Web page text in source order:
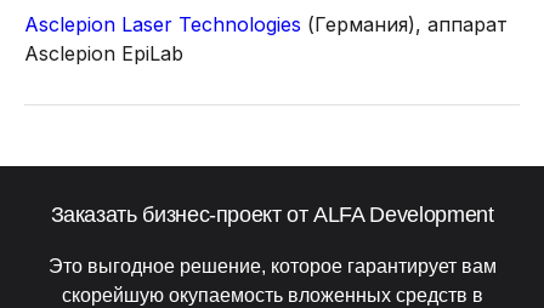
Asclepion Laser Technologies (Германия), аппарат
Asclepion EpiLab
Заказать бизнес-проект от ALFA Development
Это выгодное решение, которое гарантирует вам
скорейшую окупаемость вложенных средств в